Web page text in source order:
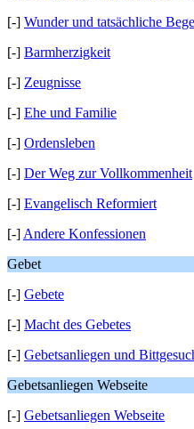
[-] Wunder und tatsächliche
[-] Barmherzigkeit
[-] Zeugnisse
[-] Ehe und Familie
[-] Ordensleben
[-] Der Weg zur Vollkommenheit
[-] Evangelisch Reformiert
[-] Andere Konfessionen
Gebet
[-] Gebete
[-] Macht des Gebetes
[-] Gebetsanliegen und
Gebetsanliegen Webseite
[-] Gebetsanliegen Webseite